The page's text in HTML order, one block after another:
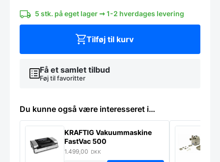
5 stk. på eget lager ➞ 1-2 hverdages levering
Få et samlet tilbud
Føj til favoritter
Tilføj til kurv
Du kunne også være interesseret i…
KRAFTIG Vakuummaskine
FastVac 500
1.499,00 DKK